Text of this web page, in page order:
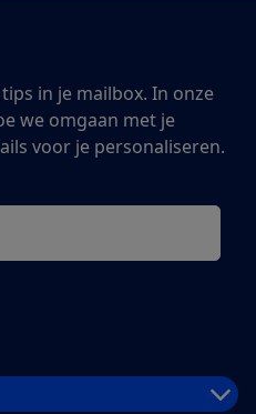
in je mailbox. In onze
we omgaan met je
voor je personaliseren.